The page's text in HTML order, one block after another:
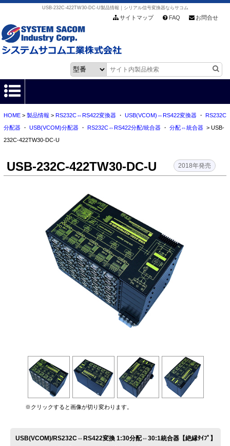
USB-232C-422TW30-DC-U製品情報｜シリアル信号変換器ならサコム
サイトマップ FAQ お問合せ
HOME
各種ダウンロード
会社情報
お問い合わせ
HOME> 製品情報 > RS232C⇔RS422変換器・ USB(VCOM)⇔RS422変換器・ RS232C
分配器・ USB(VCOM)分配器・ RS232C⇔RS422分配/統合器・ 分配⇔統合器> USB-
232C-422TW30-DC-U
USB-232C-422TW30-DC-U 2018年発売
※クリックすると画像が切り変わります。
USB(VCOM)/RS232C⇔RS422変換 1:30分配⇔30:1統合器【絶縁ﾀｲﾌﾟ】